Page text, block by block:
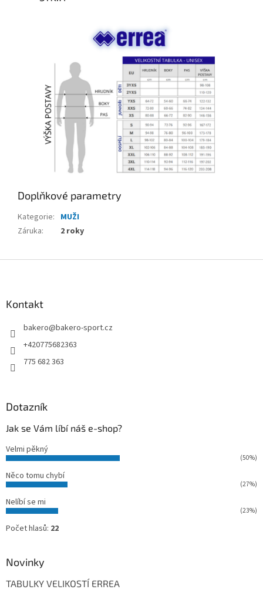
Doplňkové parametry
Kategorie: MUŽI
Záruka: 2 roky
Kontakt
bakero@bakero-sport.cz
+420775682363
775 682 363
Dotazník
Jak se Vám líbí náš e-shop?
Velmi pěkný
(50%)
Něco tomu chybí
(27%)
Nelíbí se mi
(23%)
Počet hlasů: 22
Novinky
TABULKY VELIKOSTÍ ERREA